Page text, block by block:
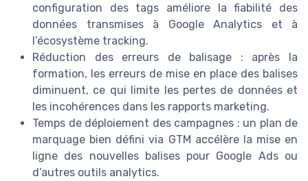
configuration des tags améliore la fiabilité des
données transmises à Google Analytics et à
l’écosystème tracking.
Réduction des erreurs de balisage : après la
formation, les erreurs de mise en place des balises
diminuent, ce qui limite les pertes de données et
les incohérences dans les rapports marketing.
Temps de déploiement des campagnes : un plan de
marquage bien défini via GTM accélère la mise en
ligne des nouvelles balises pour Google Ads ou
d’autres outils analytics.